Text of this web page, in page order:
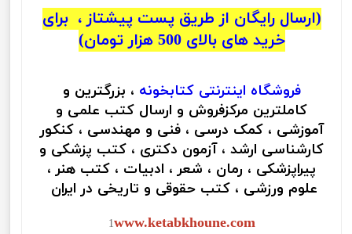
(ارسال رایگان از طریق پست پیشتاز ، برای
خرید های بالای 500 هزار تومان)
فروشگاه اینترنتی کتابخونه ، بزرگترین و
کاملترین مرکزفروش و ارسال کتب علمی و
آموزشی ، کمک درسی ، فنی و مهندسی ، کنکور
کارشناسی ارشد ، آزمون دکتری ، کتب پزشکی و
پیراپزشکی ، رمان ، شعر ، ادبیات ، کتب هنر ،
علوم ورزشی ، کتب حقوقی و تاریخی در ایران
1www.ketabkhoune.com